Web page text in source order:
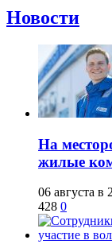
Новости
​На
жилые
06 августа в
428 0